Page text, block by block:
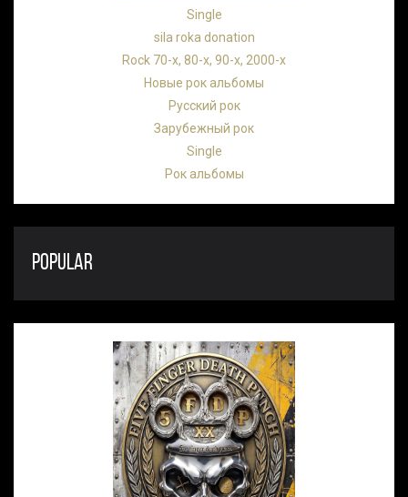
Single
sila roka donation
Rock 70-х, 80-х, 90-х, 2000-х
Новые рок альбомы
Русский рок
Зарубежный рок
Single
Рок альбомы
POPULAR